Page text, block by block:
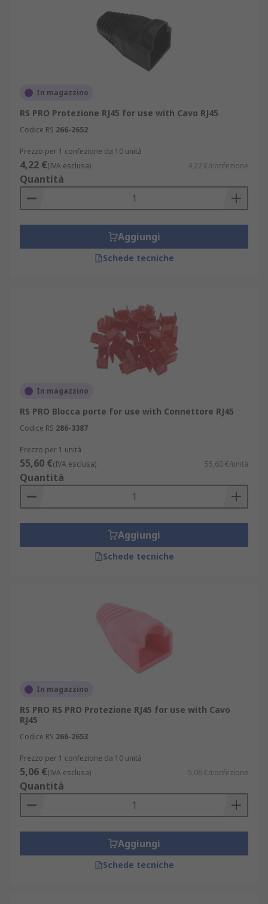
In magazzino
RS PRO Protezione RJ45 for use with Cavo RJ45
Codice RS 266-2652
Prezzo per 1 confezione da 10 unità
4,22 €(IVA esclusa) 4,22 €/confezione
Quantità
Aggiungi
Schede tecniche
In magazzino
RS PRO Blocca porte for use with Connettore RJ45
Codice RS 286-3387
Prezzo per 1 unità
55,60 €(IVA esclusa) 55,60 €/unità
Quantità
Aggiungi
Schede tecniche
In magazzino
RS PRO RS PRO Protezione RJ45 for use with Cavo
RJ45
Codice RS 266-2653
Prezzo per 1 confezione da 10 unità
5,06 €(IVA esclusa) 5,06 €/confezione
Quantità
Aggiungi
Schede tecniche